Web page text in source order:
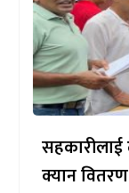
सहकारीलाई
क्यान वितरण